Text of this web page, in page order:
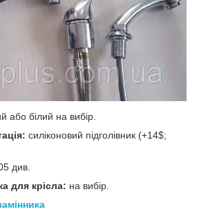
або білий на вибір.
силіконовий підголівник (+14$;
див.
для крісла: на вибір.